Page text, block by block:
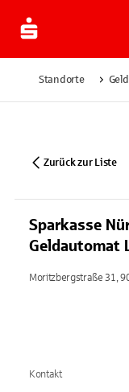
Standorte
Zurück zur Liste
Sparkasse
Geldautomat
Moritzbergstraße 31,
Kontakt